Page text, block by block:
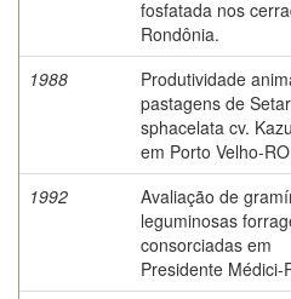
fosfatada nos
Rondônia.
1988
Produtividade
pastagens de
sphacelata cv.
em Porto Velho-
1992
Avaliação de
leguminosas
consorciadas em
Presidente Médici-